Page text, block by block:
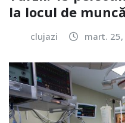
la locul de muncă
clujazi mart.